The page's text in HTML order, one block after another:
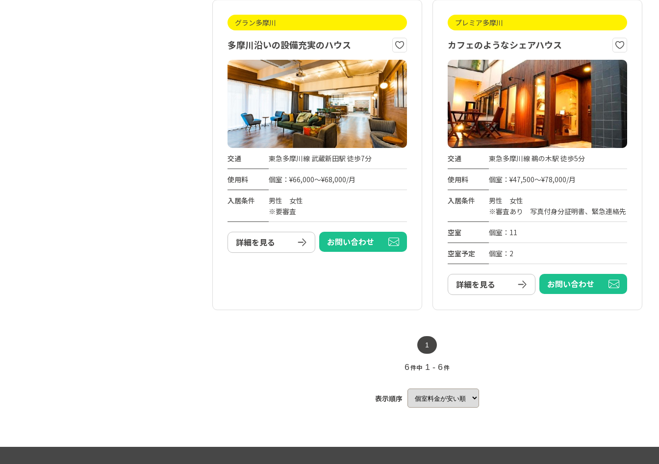
グラン多摩川
多摩川沿いの設備充実のハウス
交通 東急多摩川線 武蔵新田駅 徒歩7分
使用料 個室：¥66,000～¥68,000/月
入居条件
男性 女性
※要審査
詳細を見る お問い合わせ
プレミア多摩川
カフェのようなシェアハウス
交通 東急多摩川線 鵜の木駅 徒歩5分
使用料 個室：¥47,500～¥78,000/月
入居条件
男性 女性
※審査あり 写真付身分証明書、緊急連絡先
空室 個室：11
空室予定 個室：2
詳細を見る お問い合わせ
1
6件中 1 - 6件
表示順序